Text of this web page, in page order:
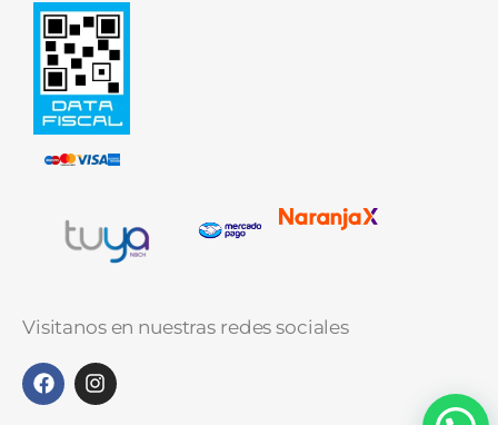
Visitanos en nuestras redes sociales